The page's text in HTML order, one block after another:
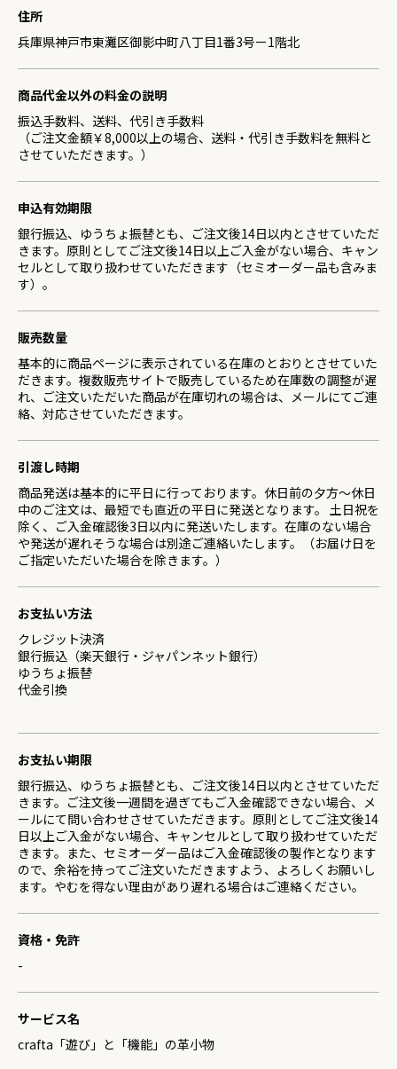
住所
兵庫県神戸市東灘区御影中町八丁目1番3号ー1階北
商品代金以外の料金の説明
振込手数料、送料、代引き手数料
（ご注文金額￥8,000以上の場合、送料・代引き手数料を無料と
させていただきます。）
申込有効期限
銀行振込、ゆうちょ振替とも、ご注文後14日以内とさせていただ
きます。原則としてご注文後14日以上ご入金がない場合、キャン
セルとして取り扱わせていただきます（セミオーダー品も含みま
す）。
販売数量
基本的に商品ページに表示されている在庫のとおりとさせていた
だきます。複数販売サイトで販売しているため在庫数の調整が遅
れ、ご注文いただいた商品が在庫切れの場合は、メールにてご連
絡、対応させていただきます。
引渡し時期
商品発送は基本的に平日に行っております。休日前の夕方～休日
中のご注文は、最短でも直近の平日に発送となります。 土日祝を
除く、ご入金確認後3日以内に発送いたします。在庫のない場合
や発送が遅れそうな場合は別途ご連絡いたします。（お届け日を
ご指定いただいた場合を除きます。）
お支払い方法
クレジット決済
銀行振込（楽天銀行・ジャパンネット銀行）
ゆうちょ振替
代金引換
お支払い期限
銀行振込、ゆうちょ振替とも、ご注文後14日以内とさせていただ
きます。ご注文後一週間を過ぎてもご入金確認できない場合、メ
ールにて問い合わせさせていただきます。原則としてご注文後14
日以上ご入金がない場合、キャンセルとして取り扱わせていただ
きます。また、セミオーダー品はご入金確認後の製作となります
ので、余裕を持ってご注文いただきますよう、よろしくお願いし
ます。やむを得ない理由があり遅れる場合はご連絡ください。
資格・免許
-
サービス名
crafta「遊び」と「機能」の革小物